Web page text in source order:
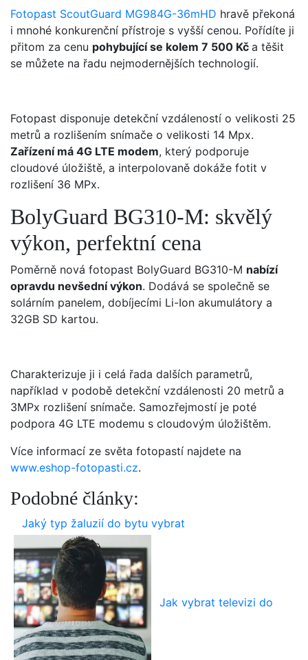
Fotopast ScoutGuard MG984G-36mHD hravě překoná
i mnohé konkurenční přístroje s vyšší cenou. Pořídíte ji
přitom za cenu pohybující se kolem 7 500 Kč a těšit
se můžete na řadu nejmodernějších technologií.
Fotopast disponuje detekční vzdáleností o velikosti 25
metrů a rozlišením snímače o velikosti 14 Mpx.
Zařízení má 4G LTE modem, který podporuje
cloudové úložiště, a interpolovaně dokáže fotit v
rozlišení 36 MPx.
BolyGuard BG310-M: skvělý
výkon, perfektní cena
Poměrně nová fotopast BolyGuard BG310-M nabízí
opravdu nevšední výkon. Dodává se společně se
solárním panelem, dobíjecími Li-Ion akumulátory a
32GB SD kartou.
Charakterizuje ji i celá řada dalších parametrů,
například v podobě detekční vzdálenosti 20 metrů a
3MPx rozlišení snímače. Samozřejmostí je poté
podpora 4G LTE modemu s cloudovým úložištěm.
Více informací ze světa fotopastí najdete na
www.eshop-fotopasti.cz.
Podobné články:
Jaký typ žaluzií do bytu vybrat
Jak vybrat televizi do